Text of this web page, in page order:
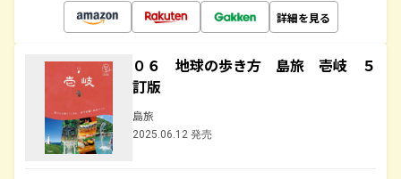
詳細を見る
０６ 地球の歩き方 島旅 壱岐 ５
訂版
島旅
2025.06.12 発売